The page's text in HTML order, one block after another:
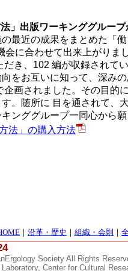
法」出版ワーキンググルー
最近の成果をまとめた「
会に合わせて出来上がりま
だき、102 編が収録されて
をお互いに知って、深み
企画されました。その目的
。随所に 目を通されて、
ンググループ一同心から
法」の購入方法
｜ 沿革・歴史 ｜ 組織・会則 ｜
Society All Rights
Center for Cultural